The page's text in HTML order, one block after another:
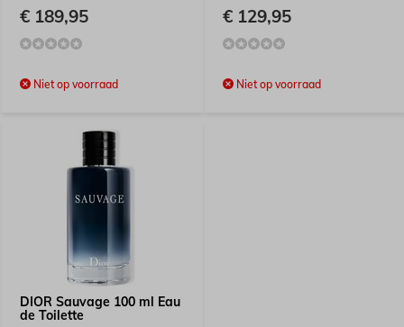
€ 189,95
Niet op voorraad
€ 129,95
Niet op voorraad
DIOR Sauvage 100 ml Eau
de Toilette